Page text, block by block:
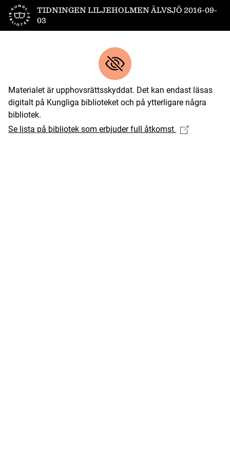
Till startsidanTIDNINGEN LILJEHOLMEN ÄLVSJÖ 2016-09-
03
Materialet är upphovsrättsskyddat. Det kan endast läsas
digitalt på Kungliga biblioteket och på ytterligare några
bibliotek.
Se lista på bibliotek som erbjuder full åtkomst